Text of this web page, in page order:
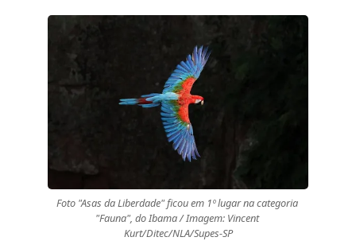
Foto "Asas da Liberdade" ficou em 1º lugar na categoria
"Fauna", do Ibama / Imagem: Vincent
Kurt/Ditec/NLA/Supes-SP